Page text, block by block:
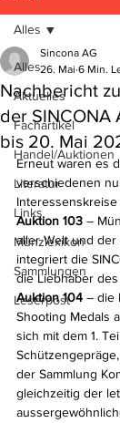
Alles
Aktuelles
Fachartikel
Handel/Auktionen
Literatur
Links
Münzlexikon
Sammlungen
Leserpost
Alles
Nachbericht
der SINCONA
bis 20. Mai
Sincona AG
26. Mai 6 Min.
Erneut waren es
verschiedenen
Auktion 103 –
aller Welt und
integriert die
die Liebhaber
Auktion 104 – die
Shooting Medals
sich mit dem 1.
der Sammlung
gleichzeitig der